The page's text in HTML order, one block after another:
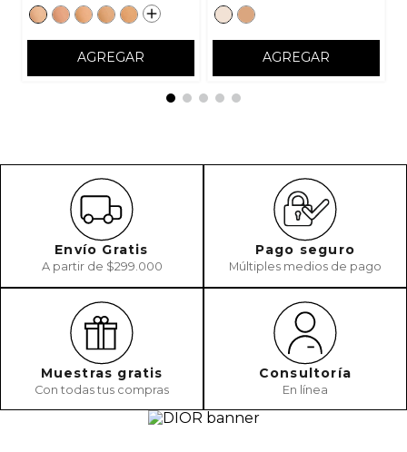
AGREGAR AGREGAR
Envío Gratis
A partir de $299.000
Pago seguro
Múltiples medios de pago
Muestras gratis
Con todas tus compras
Consultoría
En línea